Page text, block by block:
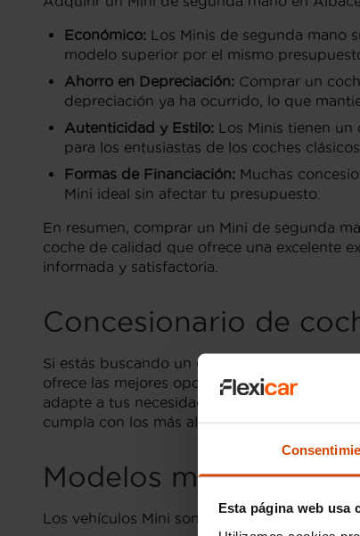
Esta página web usa
Económico: Los Minis de segunda mano
modelo superior por el mismo
Ahorro en Depreciación: Comprar un
depreciación ya ha ocurrido, lo que
Autenticidad y Estilo: Los Minis tienen
para los entusiastas de los coches
Formas de Financiación: Muchas
Mini ideal sin afectar tu presupuesto.
En resumen, comprar un Mini de segunda
coche de calidad que ofrece una excelente
informada y satisfactoria.
Concesionario de
Si estás buscando un concesionario de
ofrece las mejores opciones en calidad y
adapte a tus necesidades y presupuesto.
cumpla con los más altos estándares de
Modelos más
Los vehículos Mini son conocidos por su